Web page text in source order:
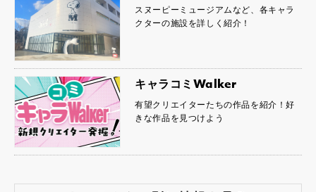
スヌーピーミュージアムなど、各キャラ
クターの施設を詳しく紹介！
キャラコミWalker
有望クリエイターたちの作品を紹介！好
きな作品を見つけよう